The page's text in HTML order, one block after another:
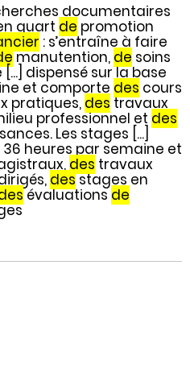
documentaires
quart de promotion
: s’entraîne à faire
manutention, de soins
dispensé sur la base
et comporte des cours
pratiques, des travaux
professionnel et des
Les stages [...]
36 heures par semaine et
des travaux
desstages en
évaluationsde